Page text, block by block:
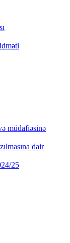
müdafiəsinə
dair
25